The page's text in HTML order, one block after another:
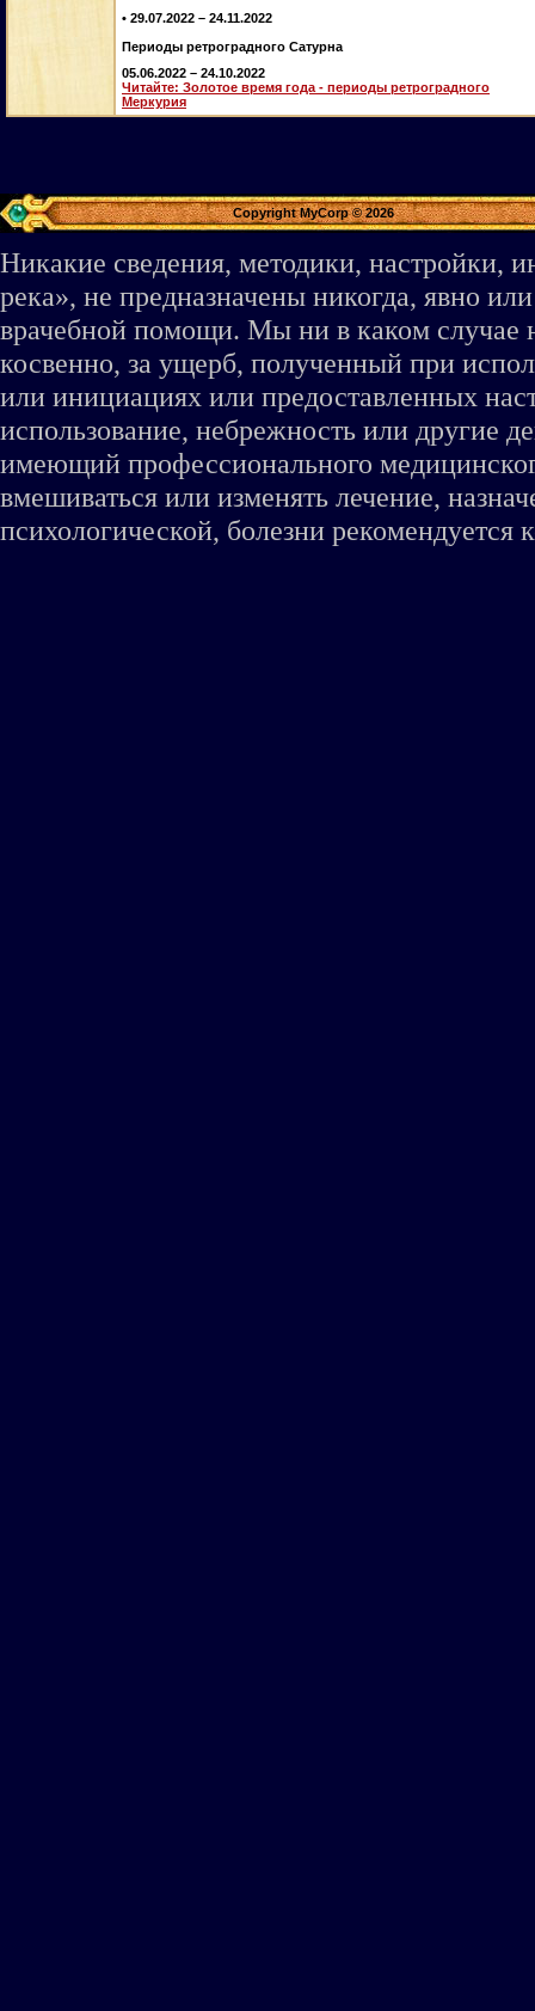
• 29.07.2022 – 24.11.2022
Периоды ретроградного Сатурна
05.06.2022 – 24.10.2022
Читайте: Золотое время года - периоды ретроградного
Меркурия
Copyright MyCorp © 2026
Никакие сведения, методики, настройки,
река», не предназначены никогда, явно
врачебной помощи. Мы ни в каком случае
косвенно, за ущерб, полученный при
или инициациях или предоставленных
использование, небрежность или другие
имеющий профессионального
вмешиваться или изменять лечение,
психологической, болезни рекомендуется